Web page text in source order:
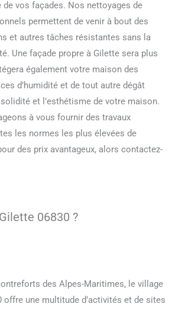
de vos façades. Nos nettoyages de
permettent de venir à bout des
et autres tâches résistantes sans la
Une façade propre à Gilette sera plus
également votre maison des
d’humidité et de tout autre dégât
et l’esthétisme de votre maison.
à vous fournir des travaux
les normes les plus élevées de
des prix avantageux, alors contactez-
06830 ?
des Alpes-Maritimes, le village
offre une multitude d’activités et de sites